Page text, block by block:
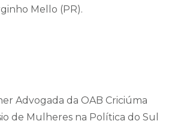
Mello (PR).
Advogada da OAB Criciúma
de Mulheres na Política do Sul